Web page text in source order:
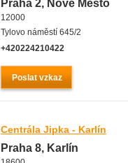
Praha 2, Nové Město
12000
Tylovo náměstí 645/2
+420224210422
Poslat vzkaz
Centrála Jipka - Karlín
Praha 8, Karlín